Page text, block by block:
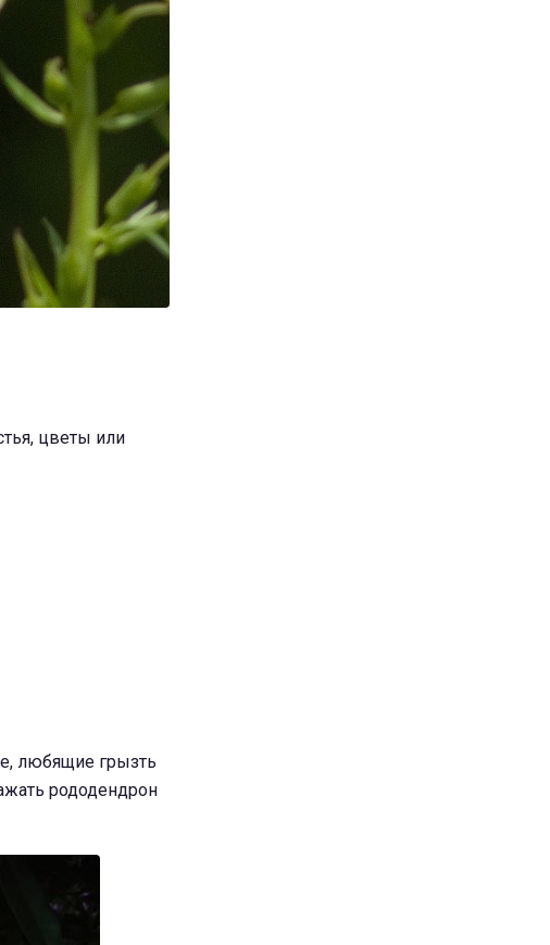
цветы или
любящие грызть
рододендрон